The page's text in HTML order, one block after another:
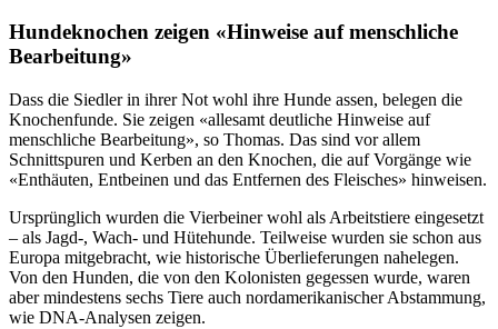
Hundeknochen zeigen «Hinweise auf menschliche
Bearbeitung»
Dass die Siedler in ihrer Not wohl ihre Hunde assen, belegen die
Knochenfunde. Sie zeigen «allesamt deutliche Hinweise auf
menschliche Bearbeitung», so Thomas. Das sind vor allem
Schnittspuren und Kerben an den Knochen, die auf Vorgänge wie
«Enthäuten, Entbeinen und das Entfernen des Fleisches» hinweisen.
Ursprünglich wurden die Vierbeiner wohl als Arbeitstiere eingesetzt
– als Jagd-, Wach- und Hütehunde. Teilweise wurden sie schon aus
Europa mitgebracht, wie historische Überlieferungen nahelegen.
Von den Hunden, die von den Kolonisten gegessen wurde, waren
aber mindestens sechs Tiere auch nordamerikanischer Abstammung,
wie DNA-Analysen zeigen.